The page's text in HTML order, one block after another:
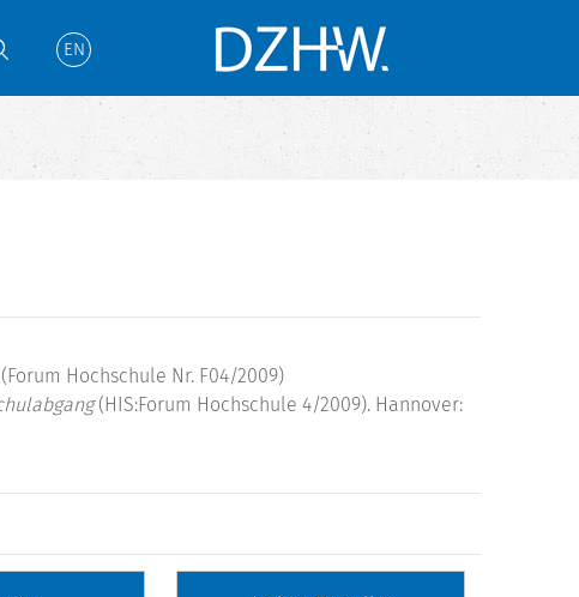
EN
(Forum Hochschule Nr. F04/2009)
(HIS:Forum Hochschule 4/2009). Hannover: